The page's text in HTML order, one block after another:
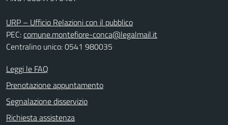
URP – Ufficio Relazioni con il pubblico
PEC:comune.montefiore-conca@legalmail.it
Centralino unico: 0541 980035
Leggi le FAQ
Prenotazione appuntamento
Segnalazione disservizio
Richiesta assistenza